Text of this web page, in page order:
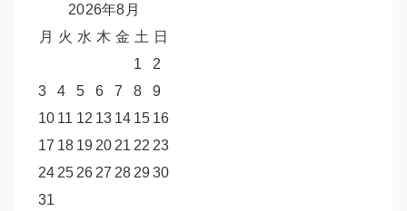
2026年8月
月 火 水 木 金 土 日
1
2
3
4 5 6 7 8
9
10 11 12 13 14 15 16
17 18 19 20 21 22 23
24 25 26 27 28 2930
31